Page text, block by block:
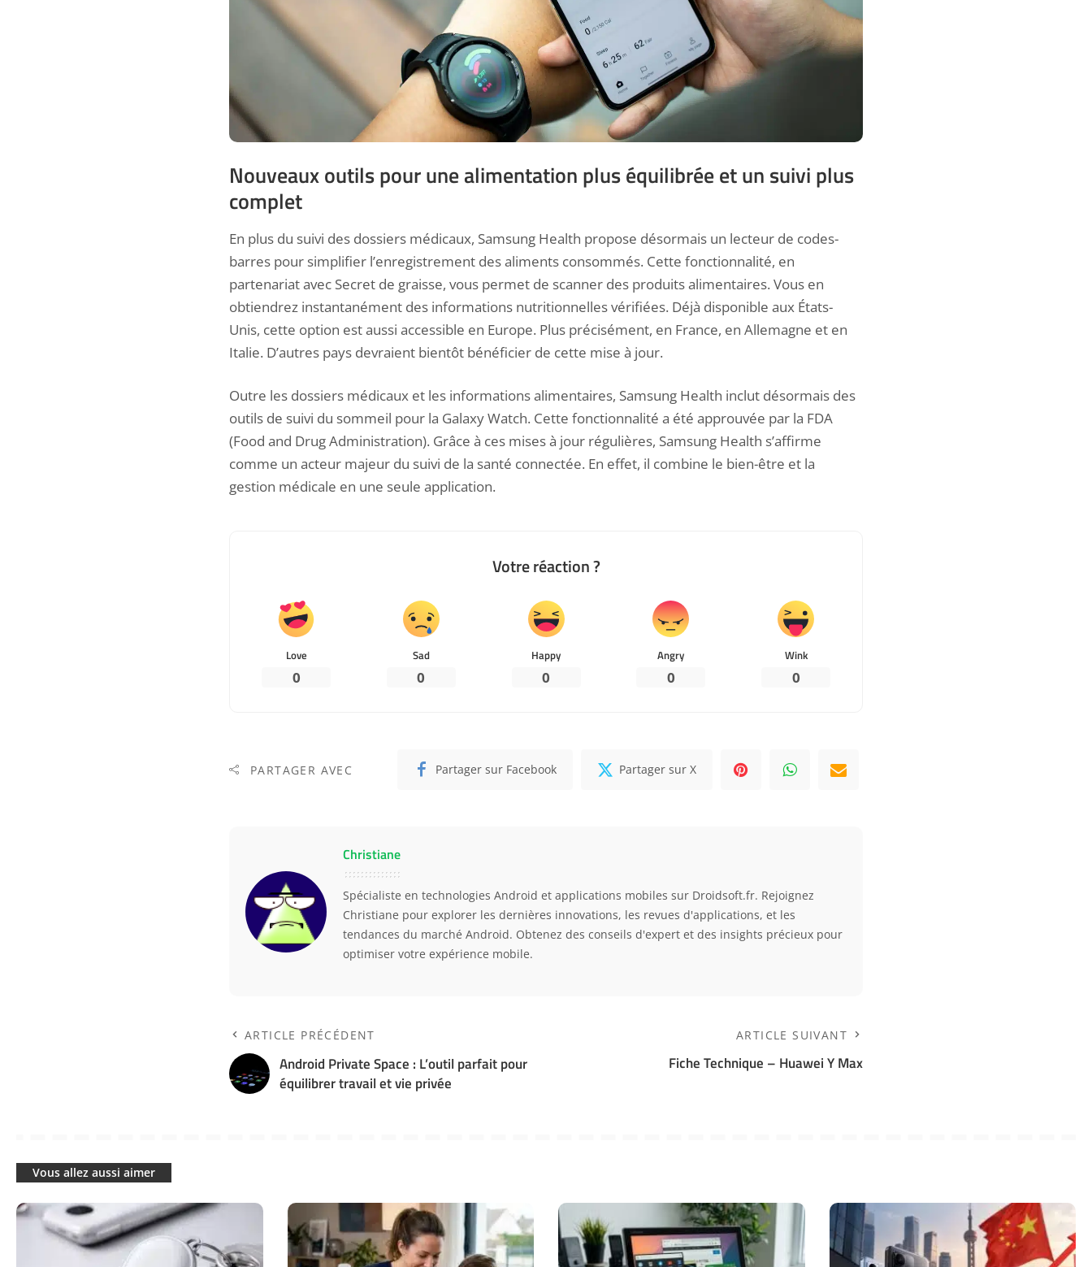
Nouveaux outils pour une alimentation plus équilibrée et un suivi plus
complet
En plus du suivi des dossiers médicaux, Samsung Health propose désormais un lecteur de codes-
barres pour simplifier l’enregistrement des aliments consommés. Cette fonctionnalité, en
partenariat avec Secret de graisse, vous permet de scanner des produits alimentaires. Vous en
obtiendrez instantanément des informations nutritionnelles vérifiées. Déjà disponible aux États-
Unis, cette option est aussi accessible en Europe. Plus précisément, en France, en Allemagne et en
Italie. D’autres pays devraient bientôt bénéficier de cette mise à jour.
Outre les dossiers médicaux et les informations alimentaires, Samsung Health inclut désormais des
outils de suivi du sommeil pour la Galaxy Watch. Cette fonctionnalité a été approuvée par la FDA
(Food and Drug Administration). Grâce à ces mises à jour régulières, Samsung Health s’affirme
comme un acteur majeur du suivi de la santé connectée. En effet, il combine le bien-être et la
gestion médicale en une seule application.
Votre réaction ?
Love
0
Sad
0
Happy
0
Angry
0
Wink
0
PARTAGER AVEC Partager sur Facebook Partager sur X
Christiane
Spécialiste en technologies Android et applications mobiles sur Droidsoft.fr. Rejoignez
Christiane pour explorer les dernières innovations, les revues d'applications, et les
tendances du marché Android. Obtenez des conseils d'expert et des insights précieux pour
optimiser votre expérience mobile.
ARTICLE PRÉCÉDENT
Android Private Space : L’outil parfait pour
équilibrer travail et vie privée
ARTICLE SUIVANT
Fiche Technique – Huawei Y Max
Vous allez aussi aimer